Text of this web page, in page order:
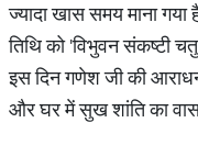
ज्यादा खास समय माना
तिथि को 'विभुवन संकष्टी
इस दिन गणेश जी की
और घर में सुख शांति का वास